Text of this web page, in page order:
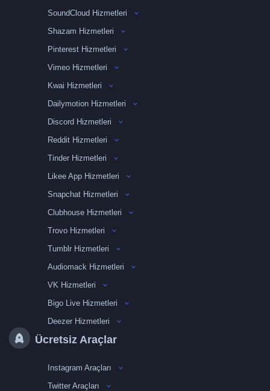
SoundCloud Hizmetleri
Shazam Hizmetleri
Pinterest Hizmetleri
Vimeo Hizmetleri
Kwai Hizmetleri
Dailymotion Hizmetleri
Discord Hizmetleri
Reddit Hizmetleri
Tinder Hizmetleri
Likee App Hizmetleri
Snapchat Hizmetleri
Clubhouse Hizmetleri
Trovo Hizmetleri
Tumblr Hizmetleri
Audiomack Hizmetleri
VK Hizmetleri
Bigo Live Hizmetleri
Deezer Hizmetleri
Ücretsiz Araçlar
Instagram Araçları
Twitter Araçları